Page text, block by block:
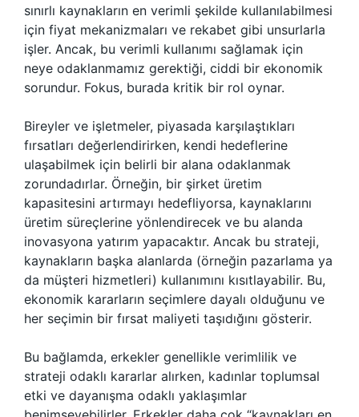
sınırlı kaynakların en verimli şekilde kullanılabilmesi
için fiyat mekanizmaları ve rekabet gibi unsurlarla
işler. Ancak, bu verimli kullanımı sağlamak için
neye odaklanmamız gerektiği, ciddi bir ekonomik
sorundur. Fokus, burada kritik bir rol oynar.
Bireyler ve işletmeler, piyasada karşılaştıkları
fırsatları değerlendirirken, kendi hedeflerine
ulaşabilmek için belirli bir alana odaklanmak
zorundadırlar. Örneğin, bir şirket üretim
kapasitesini artırmayı hedefliyorsa, kaynaklarını
üretim süreçlerine yönlendirecek ve bu alanda
inovasyona yatırım yapacaktır. Ancak bu strateji,
kaynakların başka alanlarda (örneğin pazarlama ya
da müşteri hizmetleri) kullanımını kısıtlayabilir. Bu,
ekonomik kararların seçimlere dayalı olduğunu ve
her seçimin bir fırsat maliyeti taşıdığını gösterir.
Bu bağlamda, erkekler genellikle verimlilik ve
strateji odaklı kararlar alırken, kadınlar toplumsal
etki ve dayanışma odaklı yaklaşımlar